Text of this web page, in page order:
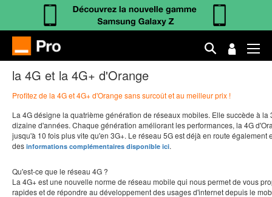
la 4G et la 4G+ d'Orange
Profitez de la 4G et 4G+ d'Orange sans surcoût et au meilleur prix !
La 4G désigne la quatrième génération de réseaux mobiles. Elle succède à la
dizaine d'années. Chaque génération améliorant les performances, la 4G
jusqu'à 10 fois plus vite qu'en 3G+. Le réseau 5G est déjà en route également
des informations complémentaires disponible ici.
Qu'est-ce que le réseau 4G ?
La 4G+ est une nouvelle norme de réseau mobile qui nous permet de vous
rapides et de répondre au développement des usages d'internet depuis le